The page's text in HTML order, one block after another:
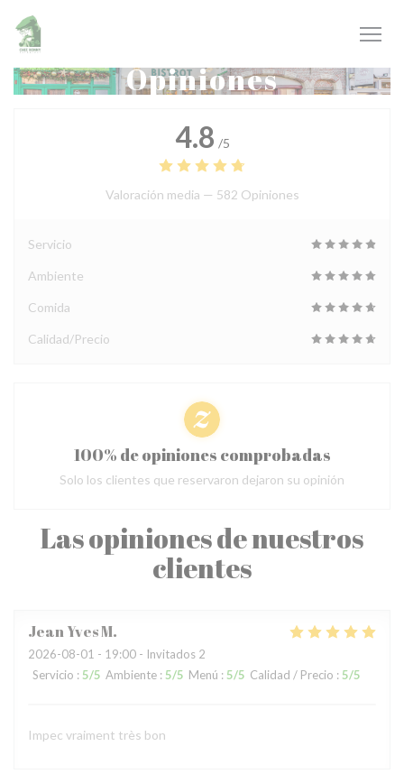
Personalización de sus opciones de cookies
Opiniones
Las opiniones de nuestros
clientes
Jean YvesM
2026-08-01 - 19:00 - Invitados 2
Servicio : 5/5 Ambiente : 5/5 Menú : 5/5 Calidad / Precio : 5/5
Impec vraiment très bon
4.8 /5
Valoración media — 582 Opiniones
Servicio
Ambiente
Comida
Calidad/Precio
100% de opiniones comprobadas
Solo los clientes que reservaron dejaron su opinión